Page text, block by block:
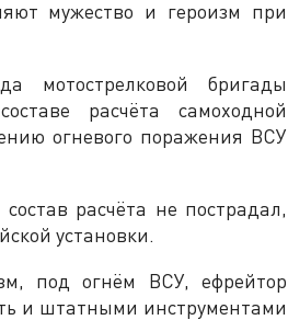
мужество и героизм при
мотострелковой бригады
расчёта самоходной
огневого поражения ВСУ
расчёта не пострадал,
установки.
под огнём ВСУ, ефрейтор
и штатными инструментами